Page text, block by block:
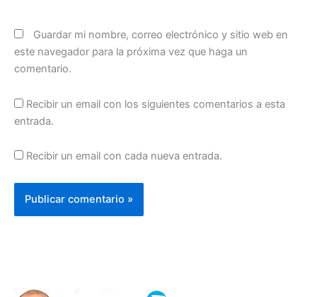
Guardar mi nombre, correo electrónico y sitio web en
este navegador para la próxima vez que haga un
comentario.
Recibir un email con los siguientes comentarios a esta
entrada.
Recibir un email con cada nueva entrada.